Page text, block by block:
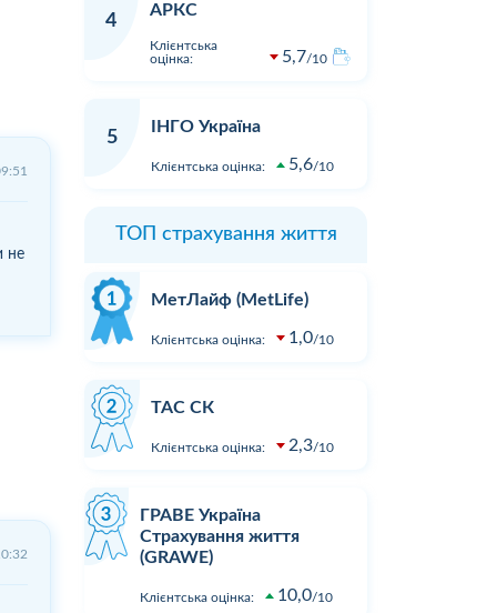
не
4
АРКС
Клієнтська
оцінка:
5,7 10
5
ІНГО Україна
Клієнтська оцінка: 5,6 10
ТОП страхування життя
МетЛайф (MetLife)
Клієнтська оцінка: 1,0 10
ТАС СК
Клієнтська оцінка: 2,3 10
ГРАВЕ Україна
Страхування життя
(GRAWE)
Клієнтська оцінка: 10,0 10